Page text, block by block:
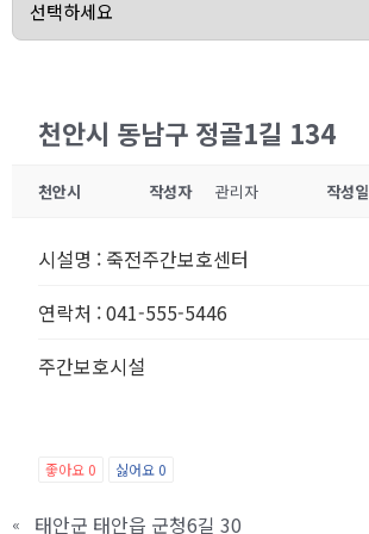
천안시 동남구 정골1길 134
천안시 작성자 관리자 작성일
시설명 : 죽전주간보호센터
연락처 :041-555-5446
주간보호시설
좋아요 0 싫어요0
« 태안군 태안읍 군청6길 30